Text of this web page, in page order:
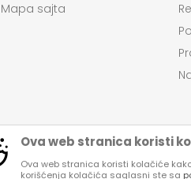
Mapa sajta
Ova web stranica koristi
Ova web stranica koristi kolačiće
korišćenja kolačića saglasni ste sa